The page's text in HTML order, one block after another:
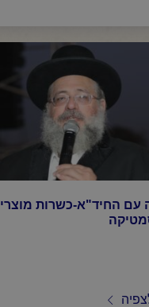
עם החיד"א-כשרות מוצרי